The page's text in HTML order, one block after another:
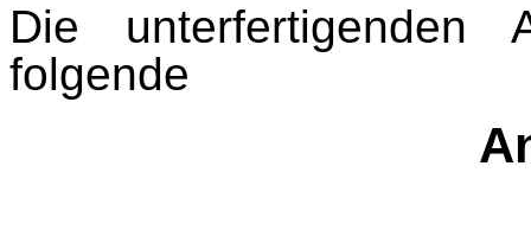
Die unterfertigenden
folgende